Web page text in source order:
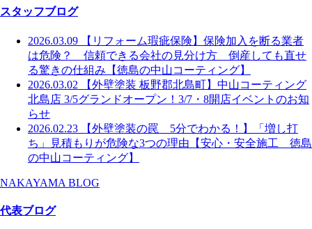
スタッフブログ
2026.03.09
【リフォーム瑕疵保険】保険加入を断る業者
は危険？ 信頼できる会社の見分け方 倒産しても直せ
る驚きの仕組み【徳島の中山コーティング】
2026.03.02
【外壁塗装 板野郡北島町】中山コーティング
北島店 3/5グランドオープン！3/7・8開店イベントのお知
らせ
2026.02.23
【外壁塗装の罠 5分でわかる！】「増し打
ち」見積もりが危険な3つの理由【安心・安全施工 徳島
の中山コーティング】
NAKAYAMA BLOG
代表ブログ